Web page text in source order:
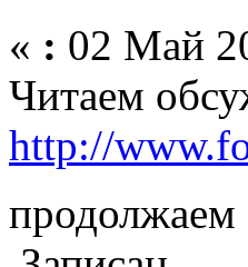
« : 02 Май
Читаем
http://
продолжаем